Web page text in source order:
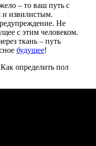
– то ваш путь с
и извилистым.
Не
с этим человеком.
ткань – путь
будущее!
определить пол